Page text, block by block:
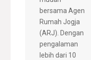
bersama Agen
Rumah Jogja
(ARJ). Dengan
pengalaman
lebih dari 10